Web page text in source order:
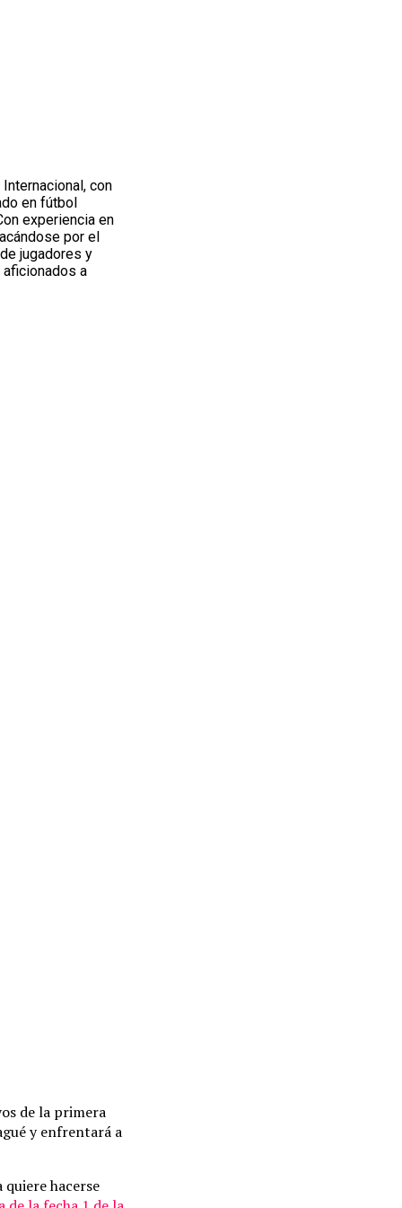
con
en fútbol
experiencia en
por el
jugadores y
a
de la primera
y enfrentará a
hacerse